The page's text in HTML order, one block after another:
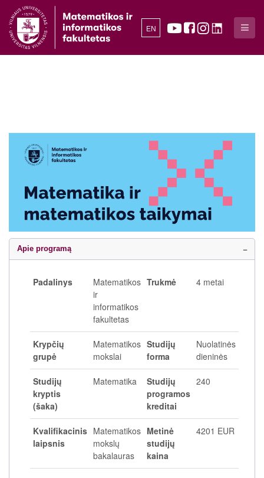
EN
Apie programą
Padalinys
Matematikos
ir
informatikos
fakultetas
Trukmė 4 metai
Krypčių
grupė
Matematikos
mokslai
Studijų
forma
Nuolatinės
dieninės
Studijų
kryptis
(šaka)
Matematika
Studijų
programos
kreditai
240
Kvalifikacinis
laipsnis
Matematikos
mokslų
bakalauras
Metinė
studijų
kaina
4201 EUR